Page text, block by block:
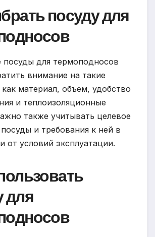
посуду для
для термоподносов
внимание на такие
материал, объем, удобство
и теплоизоляционные
также учитывать целевое
и требования к ней в
от условий эксплуатации.
для